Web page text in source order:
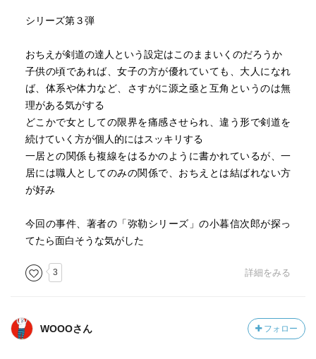
シリーズ第３弾
おちえが剣道の達人という設定はこのままいくのだろうか
子供の頃であれば、女子の方が優れていても、大人になれ
ば、体系や体力など、さすがに源之亟と互角というのは無
理がある気がする
どこかで女としての限界を痛感させられ、違う形で剣道を
続けていく方が個人的にはスッキリする
一居との関係も複線をはるかのように書かれているが、一
居には職人としてのみの関係で、おちえとは結ばれない方
が好み
今回の事件、著者の「弥勒シリーズ」の小暮信次郎が探っ
てたら面白そうな気がした
3 詳細をみる
WOOOさん フォロー